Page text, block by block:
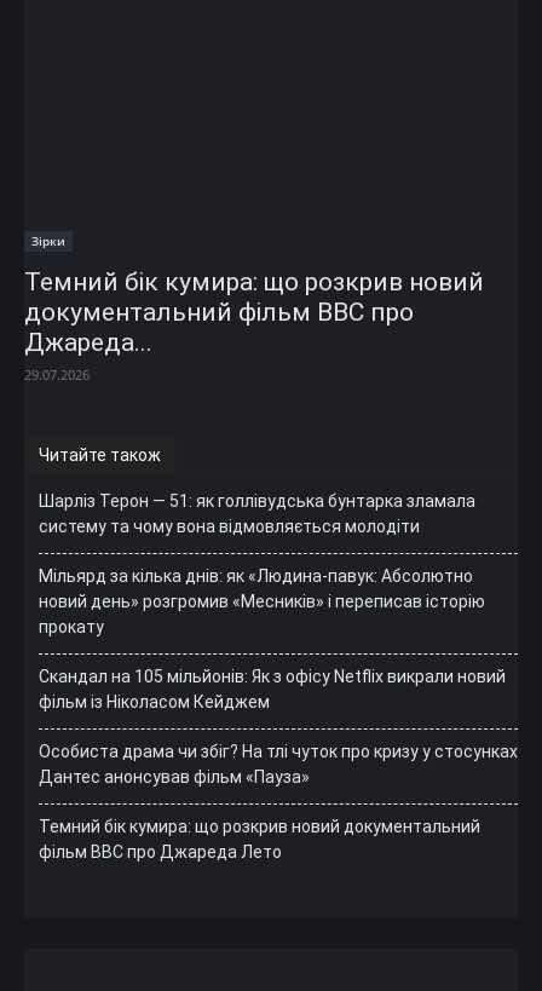
Зірки
Темний бік кумира: що розкрив новий
документальний фільм ВВС про
Джареда...
29.07.2026
Читайте також
Шарліз Терон — 51: як голлівудська бунтарка зламала
систему та чому вона відмовляється молодіти
Мільярд за кілька днів: як «Людина-павук: Абсолютно
новий день» розгромив «Месників» і переписав історію
прокату
Скандал на 105 мільйонів: Як з офісу Netflix викрали новий
фільм із Ніколасом Кейджем
Особиста драма чи збіг? На тлі чуток про кризу у стосунках
Дантес анонсував фільм «Пауза»
Темний бік кумира: що розкрив новий документальний
фільм ВВС про Джареда Лето